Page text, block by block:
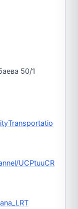
50/1
UCPtuuCR